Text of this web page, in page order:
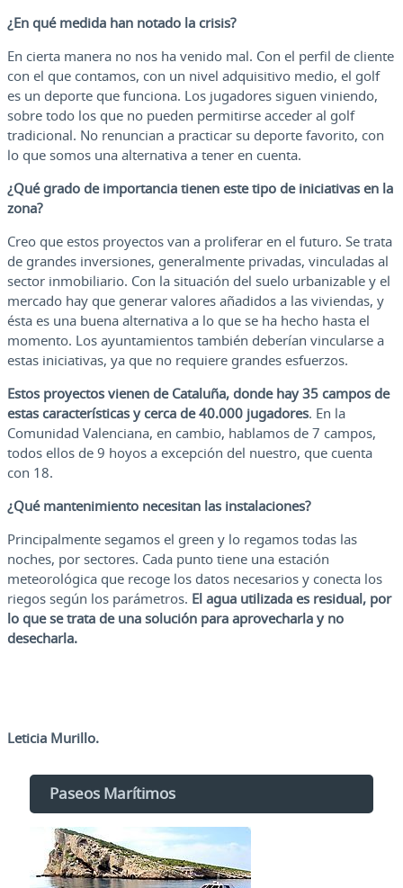
¿En qué medida han notado la crisis?
En cierta manera no nos ha venido mal. Con el perfil de cliente
con el que contamos, con un nivel adquisitivo medio, el golf
es un deporte que funciona. Los jugadores siguen viniendo,
sobre todo los que no pueden permitirse acceder al golf
tradicional. No renuncian a practicar su deporte favorito, con
lo que somos una alternativa a tener en cuenta.
¿Qué grado de importancia tienen este tipo de iniciativas en la
zona?
Creo que estos proyectos van a proliferar en el futuro. Se trata
de grandes inversiones, generalmente privadas, vinculadas al
sector inmobiliario. Con la situación del suelo urbanizable y el
mercado hay que generar valores añadidos a las viviendas, y
ésta es una buena alternativa a lo que se ha hecho hasta el
momento. Los ayuntamientos también deberían vincularse a
estas iniciativas, ya que no requiere grandes esfuerzos.
Estos proyectos vienen de Cataluña, donde hay 35 campos de
estas características y cerca de 40.000 jugadores. En la
Comunidad Valenciana, en cambio, hablamos de 7 campos,
todos ellos de 9 hoyos a excepción del nuestro, que cuenta
con 18.
¿Qué mantenimiento necesitan las instalaciones?
Principalmente segamos el green y lo regamos todas las
noches, por sectores. Cada punto tiene una estación
meteorológica que recoge los datos necesarios y conecta los
riegos según los parámetros. El agua utilizada es residual, por
lo que se trata de una solución para aprovecharla y no
desecharla.
Leticia Murillo.
Paseos Marítimos